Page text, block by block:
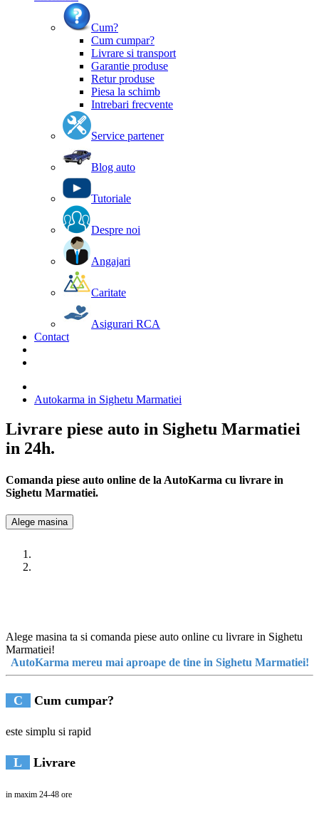
Cum?
Cum cumpar?
Livrare si transport
Garantie produse
Retur produse
Piesa la schimb
Intrebari frecvente
Service partener
Blog auto
Tutoriale
Despre noi
Angajari
Caritate
Asigurari RCA
Contact
Autokarma in Sighetu Marmatiei
Livrare piese auto in Sighetu Marmatiei
in 24h.
Comanda piese auto online de la AutoKarma cu livrare in
Sighetu Marmatiei.
Alege masina
Alege masina ta si comanda piese auto online cu livrare in Sighetu
Marmatiei!
AutoKarma mereu mai aproape de tine in Sighetu Marmatiei!
C Cum cumpar?
este simplu si rapid
L Livrare
in maxim 24-48 ore